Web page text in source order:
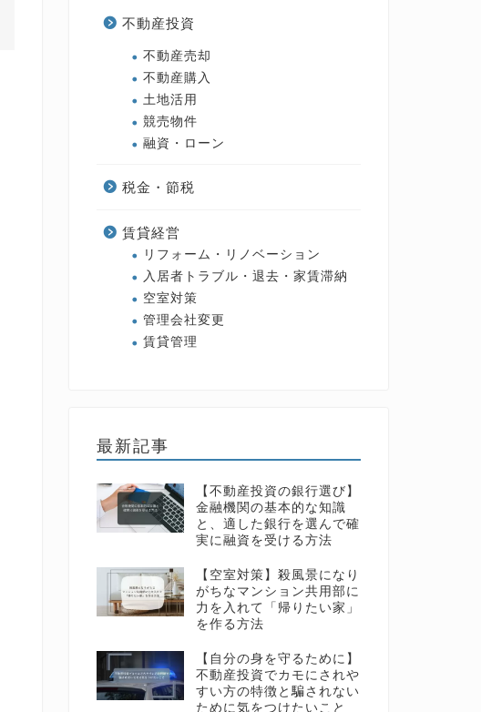
不動産投資
不動産売却
不動産購入
土地活用
競売物件
融資・ローン
税金・節税
賃貸経営
リフォーム・リノベーション
入居者トラブル・退去・家賃滞納
空室対策
管理会社変更
賃貸管理
最新記事
【不動産投資の銀行選び】
金融機関の基本的な知識
と、適した銀行を選んで確
実に融資を受ける方法
【空室対策】殺風景になり
がちなマンション共用部に
力を入れて「帰りたい家」
を作る方法
【自分の身を守るために】
不動産投資でカモにされや
すい方の特徴と騙されない
ために気をつけたいこと